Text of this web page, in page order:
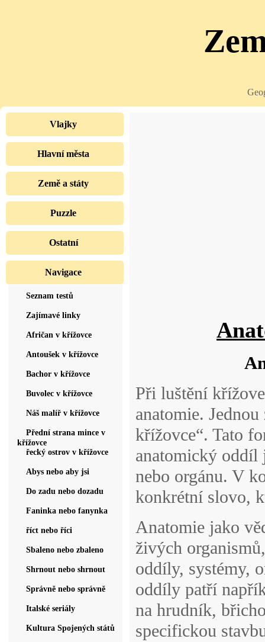
Vlajky
Hlavní města
Země a státy
Puzzle
Ostatní
Navigace
Seznam testů
Zajímavé linky
Afričan v křížovce
Antoušek v křížovce
Bachor v křížovce
Buvolec v křížovce
Náš malíř v křížovce
Přední strana mince v
křížovce
řecký ostrov v křížovce
Abys nebo aby jsi
Do zadu nebo dozadu
Faninka nebo fanynka
říct nebo říci
Sbaleno nebo zbaleno
Shrnout nebo shrnout
Správně nebo správně
Italské seriály
Kultura Spojených států
Při luštění
anatomie.
křížovce“. Tato
anatomický oddíl
nebo orgánu. V
konkrétní slovo,
Anatomie jako
živých
oddíly, systémy,
oddíly patří
na hrudník,
specifickou